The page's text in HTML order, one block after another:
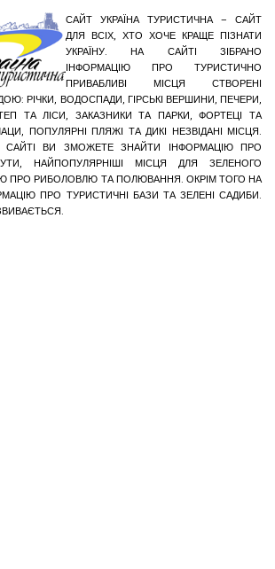
САЙТ УКРАЇНА ТУРИСТИЧНА – САЙТ
ДЛЯ ВСІХ, ХТО ХОЧЕ КРАЩЕ ПІЗНАТИ
УКРАЇНУ. НА САЙТІ ЗІБРАНО
ІНФОРМАЦІЮ ПРО ТУРИСТИЧНО
ПРИВАБЛИВІ МІСЦЯ СТВОРЕНІ
РІЧКИ, ВОДОСПАДИ, ГІРСЬКІ ВЕРШИНИ, ПЕЧЕРИ,
ТА ЛІСИ, ЗАКАЗНИКИ ТА ПАРКИ, ФОРТЕЦІ ТА
ПОПУЛЯРНІ ПЛЯЖІ ТА ДИКІ НЕЗВІДАНІ МІСЦЯ.
ВИ ЗМОЖЕТЕ ЗНАЙТИ ІНФОРМАЦІЮ ПРО
НАЙПОПУЛЯРНІШІ МІСЦЯ ДЛЯ ЗЕЛЕНОГО
ПРО РИБОЛОВЛЮ ТА ПОЛЮВАННЯ. ОКРІМ ТОГО НА
ПРО ТУРИСТИЧНІ БАЗИ ТА ЗЕЛЕНІ САДИБИ.